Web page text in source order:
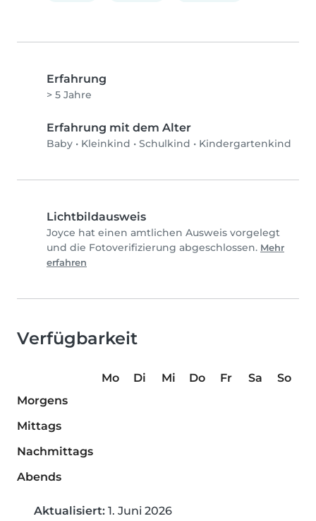
Erfahrung
> 5 Jahre
Erfahrung mit dem Alter
Baby • Kleinkind • Schulkind • Kindergartenkind
Lichtbildausweis
Joyce hat einen amtlichen Ausweis vorgelegt
und die Fotoverifizierung abgeschlossen. Mehr
erfahren
Verfügbarkeit
Mo Di Mi Do Fr Sa
So
Morgens
Mittags
Nachmittags
Abends
Aktualisiert: 1. Juni 2026